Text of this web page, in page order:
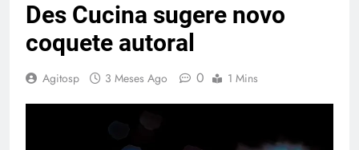
Des Cucina sugere novo
coquete autoral
Agitosp 3 Meses Ago 0 1 Mins